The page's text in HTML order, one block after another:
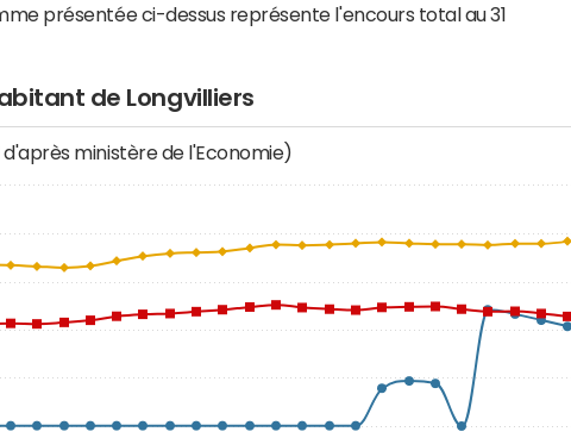
présentée ci-dessus représente l'encours total au 31
de Longvilliers
d'après ministère de l'Economie)